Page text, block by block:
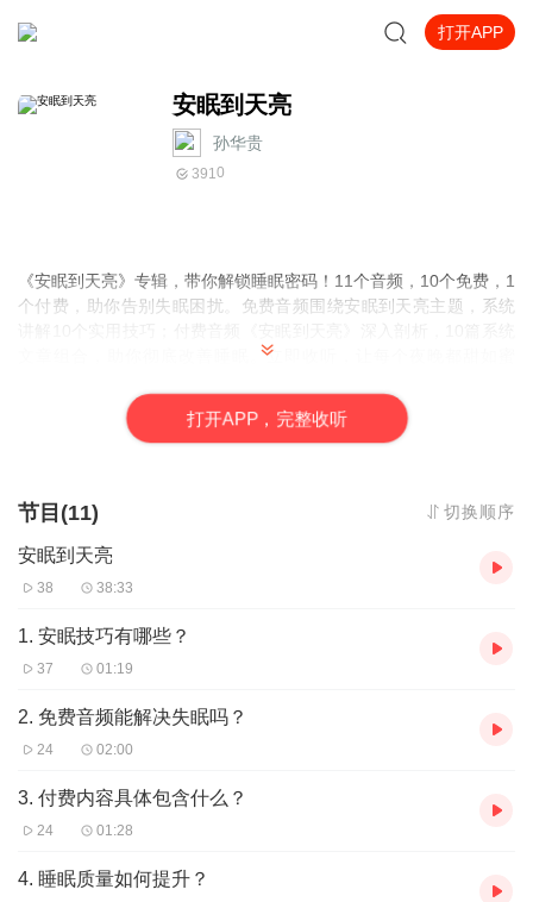
打开APP
安眠到天亮
孙华贵
3910
《安眠到天亮》专辑，带你解锁睡眠密码！11个音频，10个免费，1
个付费，助你告别失眠困扰。免费音频围绕安眠到天亮主题，系统
文章组合，助你彻底改善睡眠。立即收听，让每个夜晚都甜如蜜
打开APP，完整收听
节目(11) 切换顺序
安眠到天亮
38 38:33
1. 安眠技巧有哪些？
37 01:19
2. 免费音频能解决失眠吗？
24 02:00
3. 付费内容具体包含什么？
24 01:28
4. 睡眠质量如何提升？